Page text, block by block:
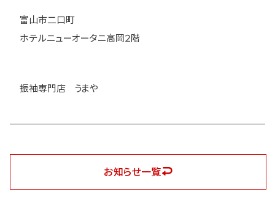
富山市二口町
ホテルニューオータニ高岡２階
振袖専門店 うまや
お知らせ一覧